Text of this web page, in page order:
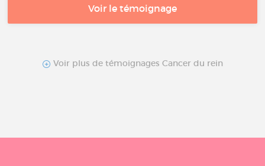
Voir le témoignage
Voir plus de témoignages Cancer du rein